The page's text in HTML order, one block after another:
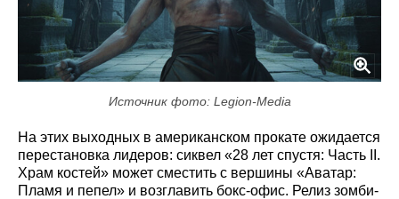
Источник фото: Legion-Media
На этих выходных в американском прокате ожидается
перестановка лидеров: сиквел «28 лет спустя: Часть II.
Храм костей» может сместить с вершины «Аватар:
Пламя и пепел» и возглавить бокс-офис. Релиз зомби-